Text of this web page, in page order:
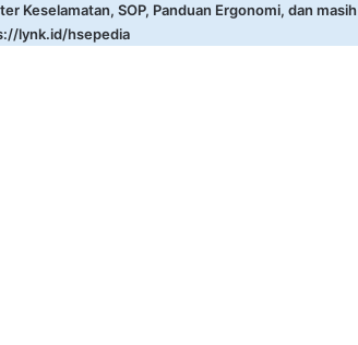
Keselamatan, SOP, Panduan Ergonomi, dan masih
lynk.id/hsepedia